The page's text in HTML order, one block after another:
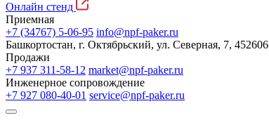
Онлайн стенд
Приемная
+7 (34767) 5-06-95 info@npf-paker.ru
Башкортостан, г. Октябрьский, ул. Северная, 7, 452606
Продажи
+7 937 311-58-12 market@npf-paker.ru
Инженерное сопровождение
+7 927 080-40-01 service@npf-paker.ru